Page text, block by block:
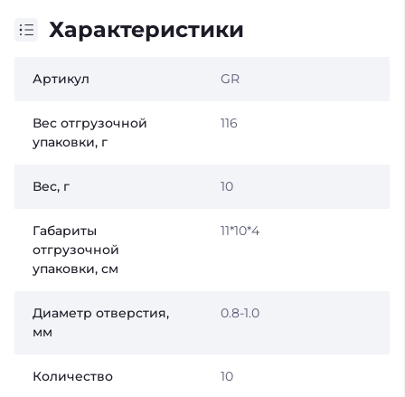
Характеристики
Артикул GR
Вес отгрузочной
упаковки, г
116
Вес, г 10
Габариты
отгрузочной
упаковки, см
11*10*4
Диаметр отверстия,
мм
0.8-1.0
Количество 10